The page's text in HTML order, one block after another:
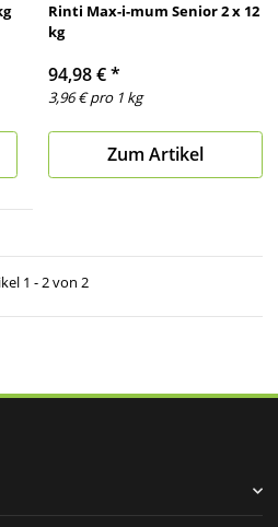
Rinti Max-i-mum Senior 2 x 12
kg
94,98 €*
3,96 € pro 1 kg
Zum Artikel
1 - 2 von 2